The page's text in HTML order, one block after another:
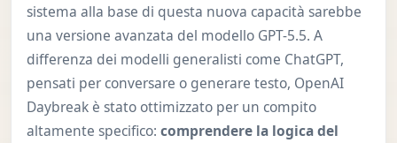
sistema alla base di questa nuova capacità sarebbe
una versione avanzata del modello GPT-5.5. A
differenza dei modelli generalisti come ChatGPT,
pensati per conversare o generare testo, OpenAI
Daybreak è stato ottimizzato per un compito
altamente specifico: comprendere la logica del